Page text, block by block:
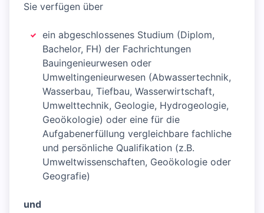
Sie verfügen über
ein abgeschlossenes Studium (Diplom,
Bachelor, FH) der Fachrichtungen
Bauingenieurwesen oder
Umweltingenieurwesen (Abwassertechnik,
Wasserbau, Tiefbau, Wasserwirtschaft,
Umwelttechnik, Geologie, Hydrogeologie,
Geoökologie) oder eine für die
Aufgabenerfüllung vergleichbare fachliche
und persönliche Qualifikation (z.B.
Umweltwissenschaften, Geoökologie oder
Geografie)
und